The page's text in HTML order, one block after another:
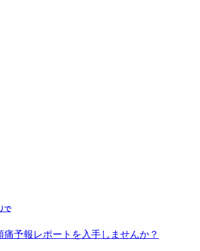
で
痛予報レポートを入手しませんか？